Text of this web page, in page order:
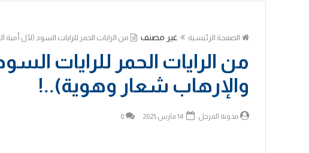
الصفحة الرئيسية غير مصنف من الرايات الحمر للرايات السود (لآل
من الرايات الحمر للرايات
والإرهاب شعار وهوية)..!
مدونة المرجل 0